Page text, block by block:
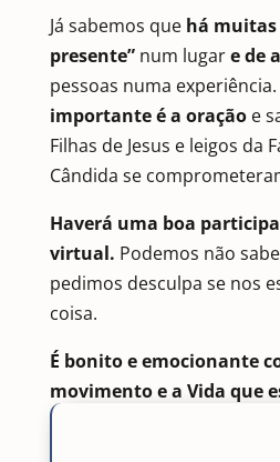
Já sabemos que há muitas
presente”num lugarede
pessoas numa experiência.
importante é a oraçãoe
Filhas de Jesus e leigos da
Cândida se
Haverá uma boa
virtual. Podemos não
pedimos desculpa se nos
coisa.
É bonito e emocionante
movimento e a Vida que
que vai acontecer para